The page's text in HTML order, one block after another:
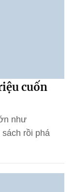
cuốn
như
rồi phá